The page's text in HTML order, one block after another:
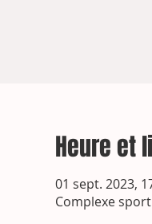
Heure et
01 sept. 2023,
Complexe